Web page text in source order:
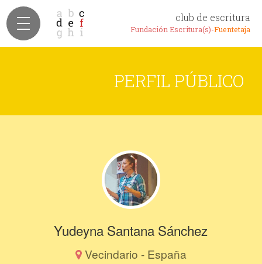
club de escritura
Fundación Escritura(s)-Fuentetaja
PERFIL PÚBLICO
Yudeyna Santana Sánchez
Vecindario - España